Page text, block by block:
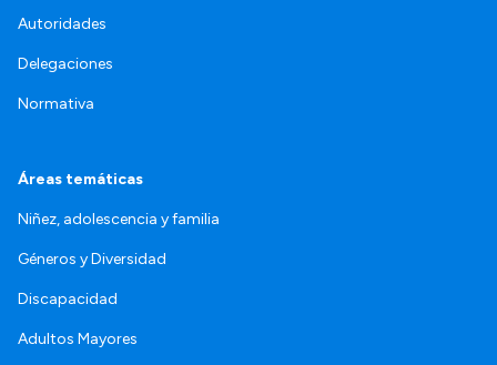
Autoridades
Delegaciones
Normativa
Áreas temáticas
Niñez, adolescencia y familia
Géneros y Diversidad
Discapacidad
Adultos Mayores